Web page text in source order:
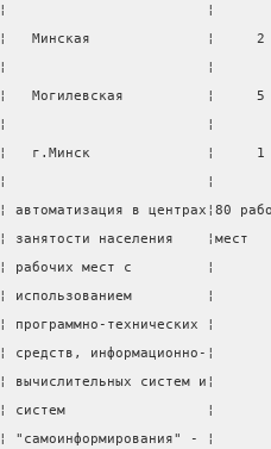
¦                        ¦
¦   Минская              ¦
¦                        ¦
¦   Могилевская
¦                        ¦
¦   г.Минск              ¦
¦                        ¦
¦ автоматизация в
¦ занятости населения
¦ рабочих мест с         ¦
¦ использованием         ¦
¦ программно-технических
¦ средств,
¦ вычислительных систем
¦ систем                 ¦
¦ "самоинформирования" -